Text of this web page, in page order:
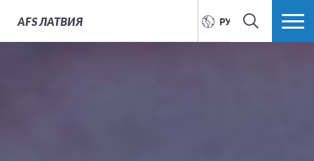
AFSЛАТВИЯ РУССКИЙ
ПОИСК БОЛЬШЕ